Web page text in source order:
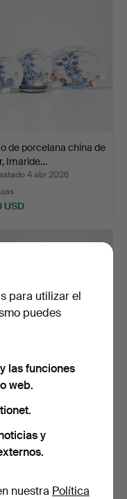
de porcelana china de
Imaride…
4 abr 2026
USD
EXTERIOR. Dos
1 abr 2026
USD
para utilizar el
puedes
las funciones
web.
y
nuestra Política